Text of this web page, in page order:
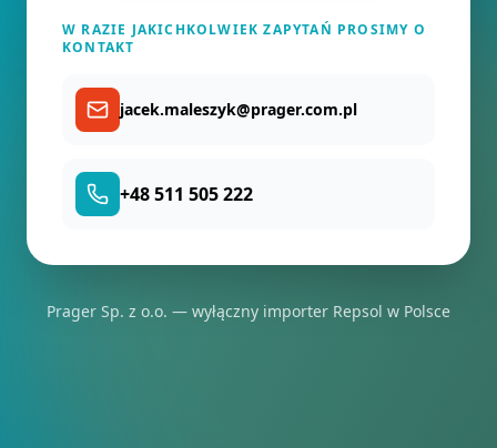
W RAZIE JAKICHKOLWIEK ZAPYTAŃ PROSIMY O
KONTAKT
jacek.maleszyk@prager.com.pl
+48 511 505 222
Prager Sp. z o.o. — wyłączny importer Repsol w Polsce